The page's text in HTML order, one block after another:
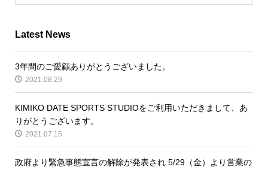
Latest News
3年間のご愛顧ありがとうございました。
2021.08.29
KIMIKO DATE SPORTS STUDIOをご利用いただきまして、あ
りがとうございます。
2021.07.15
政府より緊急事態宣言の解除が発表され 5/29（金）より営業の